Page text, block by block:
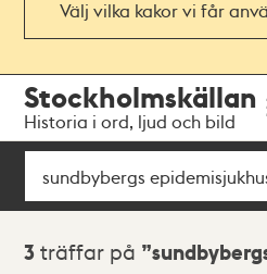
Välj vilka kakor vi får
navigationen
huvudinnehållet
Stockholmskällan
Historia i ord, ljud och bild
Sök
Sökresultat
3 träffar på